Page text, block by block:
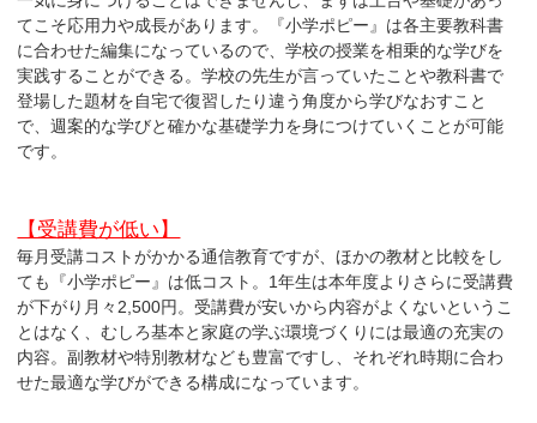
てこそ応用力や成長があります。『小学ポピー』は各主要教科書
に合わせた編集になっているので、学校の授業を相乗的な学びを
実践することができる。学校の先生が言っていたことや教科書で
登場した題材を自宅で復習したり違う角度から学びなおすこと
で、週案的な学びと確かな基礎学力を身につけていくことが可能
です。
【受講費が低い】
毎月受講コストがかかる通信教育ですが、ほかの教材と比較をし
ても『小学ポピー』は低コスト。1年生は本年度よりさらに受講費
が下がり月々2,500円。受講費が安いから内容がよくないというこ
とはなく、むしろ基本と家庭の学ぶ環境づくりには最適の充実の
内容。副教材や特別教材なども豊富ですし、それぞれ時期に合わ
せた最適な学びができる構成になっています。